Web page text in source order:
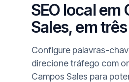
SEO local em
Sales, em
Configure palavras-
direcione tráfego com
Campos Sales para